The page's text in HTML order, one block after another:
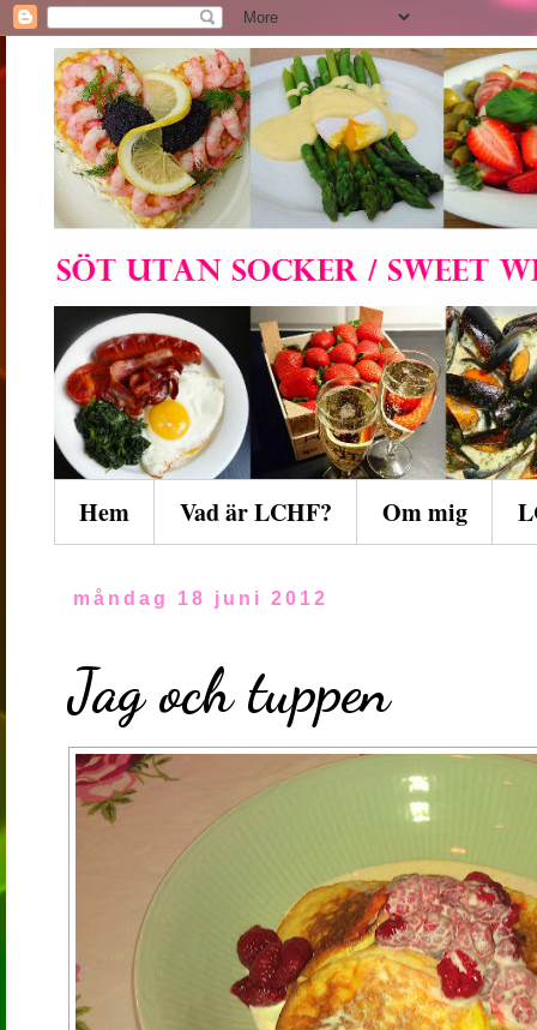
Hem Vad är LCHF? Om mig
måndag 18 juni 2012
Jag och tuppen